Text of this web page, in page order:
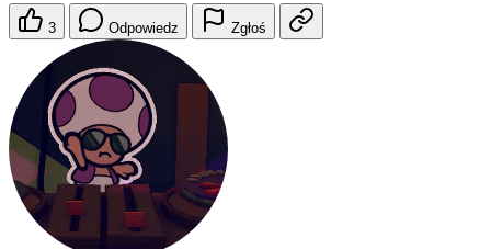
3 Odpowiedz Zgłoś